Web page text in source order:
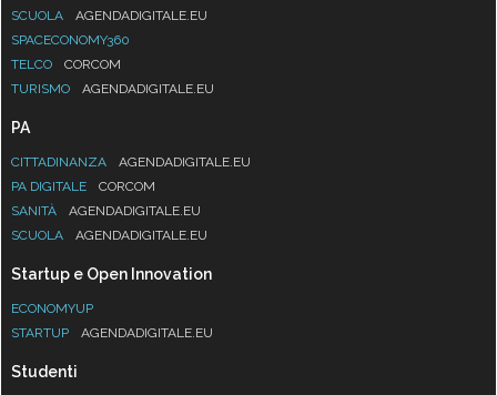
SCUOLA
AGENDADIGITALE.EU
SPACECONOMY360
TELCO
CORCOM
TURISMO
AGENDADIGITALE.EU
PA
CITTADINANZA
AGENDADIGITALE.EU
PA DIGITALE
CORCOM
SANITÀ
AGENDADIGITALE.EU
SCUOLA
AGENDADIGITALE.EU
Startup e Open Innovation
ECONOMYUP
STARTUP
AGENDADIGITALE.EU
Studenti